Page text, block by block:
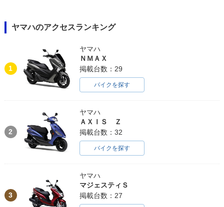
ヤマハのアクセスランキング
1
ヤマハ
ＮＭＡＸ
掲載台数：29
バイクを探す
2
ヤマハ
ＡＸＩＳ Ｚ
掲載台数：32
バイクを探す
3
ヤマハ
マジェスティＳ
掲載台数：27